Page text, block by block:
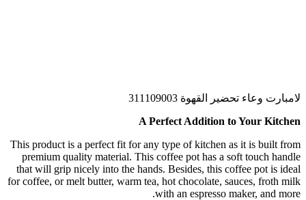
لامبارت وعاء تحضير القهوة 311109003
A Perfect Addition to Your Kitchen
This product is a perfect fit for any type of kitchen as it is built from
premium quality material. This coffee pot has a soft touch handle
that will grip nicely into the hands. Besides, this coffee pot is ideal
for coffee, or melt butter, warm tea, hot chocolate, sauces, froth milk
with an espresso maker, and more.